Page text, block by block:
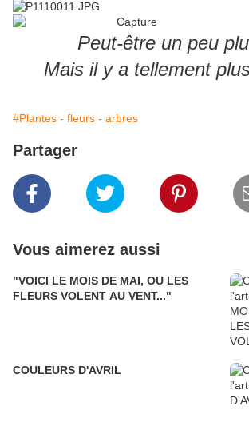
Peut-être un peu
Mais il y a tellement
#Plantes - fleurs - arbres
Partager
Vous aimerez aussi
"VOICI LE MOIS DE MAI, OU LES
FLEURS VOLENT AU VENT..."
COULEURS D'AVRIL